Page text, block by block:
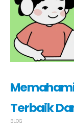
Terbaik
BLOG